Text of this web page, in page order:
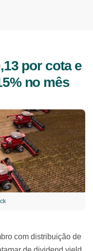
por cota e
no mês
com distribuição de